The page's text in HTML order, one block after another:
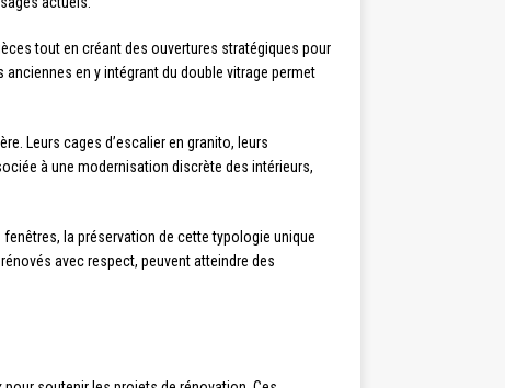
tout en créant des ouvertures stratégiques pour
en y intégrant du double vitrage permet
Leurs cages d’escalier en granito, leurs
à une modernisation discrète des intérieurs,
la préservation de cette typologie unique
avec respect, peuvent atteindre des